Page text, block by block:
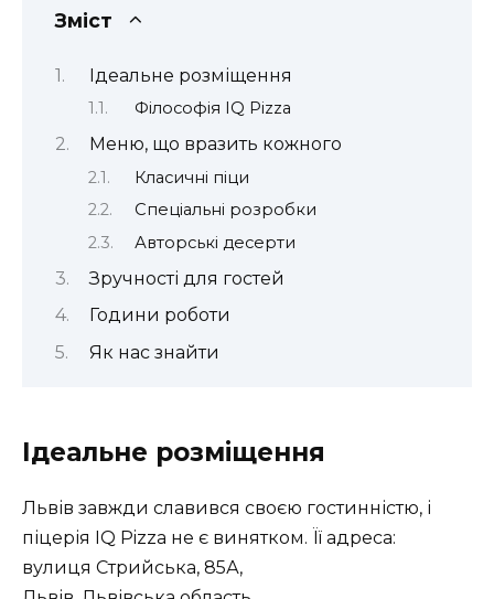
Зміст
Ідеальне розміщення
Філософія IQ Pizza
Меню, що вразить кожного
Класичні піци
Спеціальні розробки
Авторські десерти
Зручності для гостей
Години роботи
Як нас знайти
Ідеальне розміщення
Львів завжди славився своєю гостинністю, і
піцерія IQ Pizza не є винятком. Її адреса:
вулиця Стрийська, 85А,